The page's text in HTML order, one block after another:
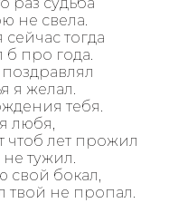
раз судьба
не свела.
тогда
б про года.
я желал.
тебя.
любя,
чтоб лет прожил
тужил.
свой бокал,
твой не пропал.